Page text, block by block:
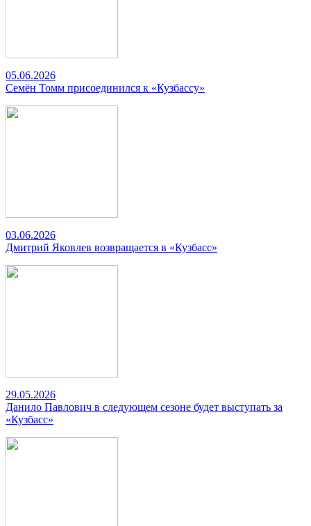
05.06.2026
Семён Томм присоединился к «Кузбассу»
03.06.2026
Дмитрий Яковлев возвращается в «Кузбасс»
29.05.2026
Данило Павлович в следующем сезоне будет выступать за
«Кузбасс»